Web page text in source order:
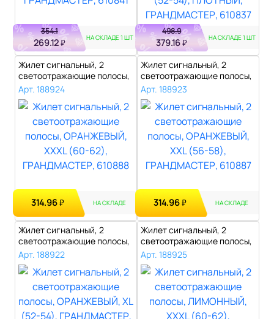
354.1
269.12₽
НА СКЛАДЕ 1 ШТ
498.9
379.16₽
НА СКЛАДЕ 1 ШТ
Жилет сигнальный, 2
светоотражающие полосы,
ОРАНЖЕВЫЙ, ..
Арт. 188924
314.96₽ НА СКЛАДЕ
Жилет сигнальный, 2
светоотражающие полосы,
ОРАНЖЕВЫЙ, ..
Арт. 188923
314.96₽ НА СКЛАДЕ
Жилет сигнальный, 2
светоотражающие полосы,
ОРАНЖЕВЫЙ, ..
Арт. 188922
Жилет сигнальный, 2
светоотражающие полосы,
ЛИМОННЫЙ, X..
Арт. 188925